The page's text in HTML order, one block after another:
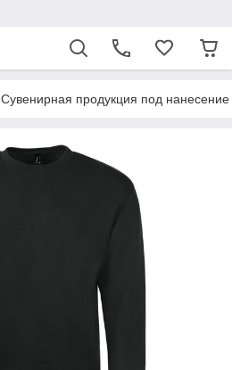
Сувенирная продукция под нанесение